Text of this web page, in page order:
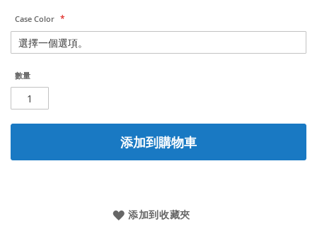
Case Color
數量
添加到購物車
添加到收藏夾